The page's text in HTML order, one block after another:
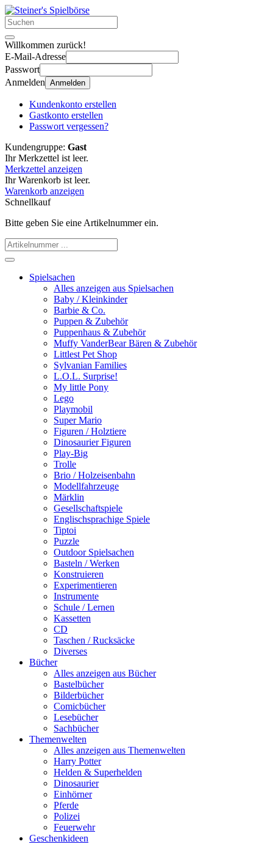
Willkommen zurück!
E-Mail-Adresse
Passwort
Anmelden Anmelden
Kundenkonto erstellen
Gastkonto erstellen
Passwort vergessen?
Kundengruppe: Gast
Ihr Merkzettel ist leer.
Merkzettel anzeigen
Ihr Warenkorb ist leer.
Warenkorb anzeigen
Schnellkauf
Bitte geben Sie eine Artikelnummer ein.
Spielsachen
Alles anzeigen aus Spielsachen
Baby / Kleinkinder
Barbie & Co.
Puppen & Zubehör
Puppenhaus & Zubehör
Muffy VanderBear Bären & Zubehör
Littlest Pet Shop
Sylvanian Families
L.O.L. Surprise!
My little Pony
Lego
Playmobil
Super Mario
Figuren / Holztiere
Dinosaurier Figuren
Play-Big
Trolle
Brio / Holzeisenbahn
Modellfahrzeuge
Märklin
Gesellschaftspiele
Englischsprachige Spiele
Tiptoi
Puzzle
Outdoor Spielsachen
Basteln / Werken
Konstruieren
Experimentieren
Instrumente
Schule / Lernen
Kassetten
CD
Taschen / Rucksäcke
Diverses
Bücher
Alles anzeigen aus Bücher
Bastelbücher
Bilderbücher
Comicbücher
Lesebücher
Sachbücher
Themenwelten
Alles anzeigen aus Themenwelten
Harry Potter
Helden & Superhelden
Dinosaurier
Einhörner
Pferde
Polizei
Feuerwehr
Geschenkideen